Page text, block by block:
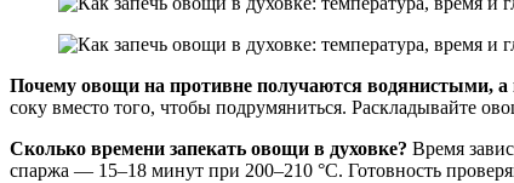
Почему овощи на противне получаются водянистыми,
соку вместо того, чтобы подрумяниться. Раскладывайте
Сколько времени запекать овощи в духовке? Время
спаржа — 15–18 минут при 200–210 °C. Готовность